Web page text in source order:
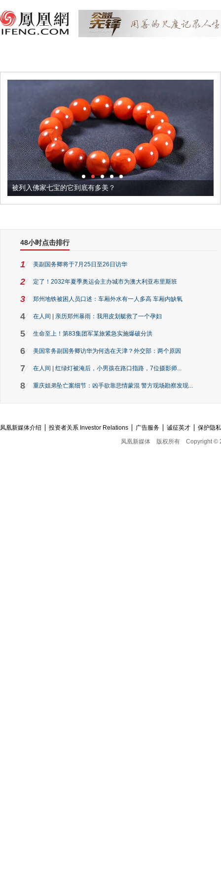
被列入佛家七宝的它到底有多美？
48小时点击排行
1 美副国务卿将于7月25日至26日访华
2 定了！2032年夏季奥运会主办城市为澳大利亚布里斯班
3 郑州地铁被困人员口述：车厢外水有一人多高 车厢内缺氧
4 在人间 | 亲历郑州暴雨：我用皮划艇救了一个孕妇
5 生命至上！第83集团军某旅紧急实施爆破分洪
6 美国常务副国务卿访华为何选在天津？外交部：两个原因
7 在人间 | 红绿灯被淹后，小男孩在路口指路，7位摄影师...
8 重庆姐弟坠亡案细节：凶手欲靠悲情蒙混 警方现场勘察发现...
凤凰新媒体介绍 投资者关系 Investor Relations 广告服务 诚征英才
保护隐
凤凰新媒体
版权所有 Copyright ©